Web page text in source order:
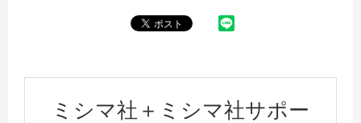
ミシマ社＋ミシマ社サポー